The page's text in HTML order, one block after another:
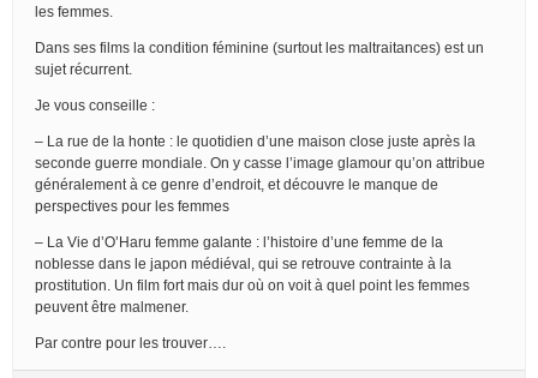
les femmes.
Dans ses films la condition féminine (surtout les maltraitances) est un
sujet récurrent.
Je vous conseille :
– La rue de la honte : le quotidien d’une maison close juste après la
seconde guerre mondiale. On y casse l’image glamour qu’on attribue
généralement à ce genre d’endroit, et découvre le manque de
perspectives pour les femmes
– La Vie d’O’Haru femme galante : l’histoire d’une femme de la
noblesse dans le japon médiéval, qui se retrouve contrainte à la
prostitution. Un film fort mais dur où on voit à quel point les femmes
peuvent être malmener.
Par contre pour les trouver….